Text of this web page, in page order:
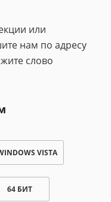
или
нам по адресу
слово
VISTA
64 БИТ